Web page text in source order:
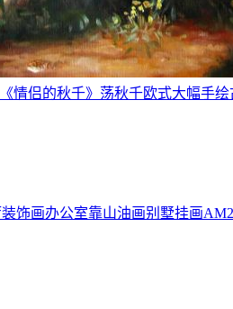
情侣的秋千》荡秋千欧式大幅手
饰画办公室靠山油画别墅挂画